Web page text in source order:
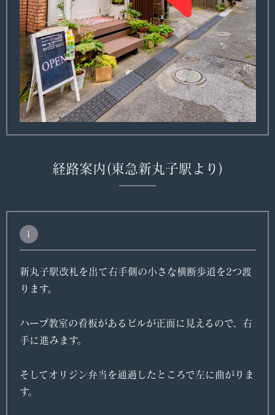
経路案内 (東急新丸子駅より)
1
新丸子駅改札を出て右手側の小さな横断歩道を2つ渡
ります。
ハープ教室の看板があるビルが正面に見えるので、右
手に進みます。
そしてオリジン弁当を通過したところで左に曲がりま
す。